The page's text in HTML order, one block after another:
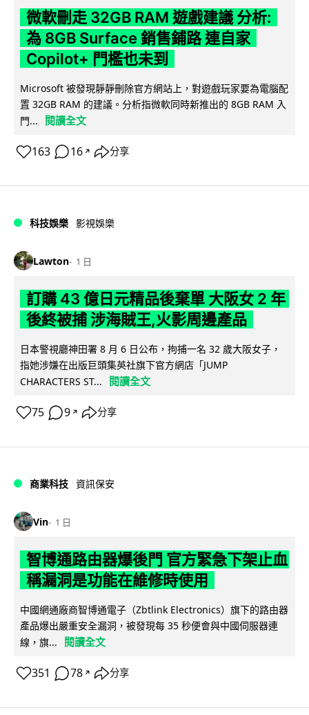
微軟刪走 32GB RAM 遊戲建議 分析:
為 8GB Surface 銷售鋪路 連自家
Copilot+ 門檻也未到
Microsoft 被發現靜靜刪除官方網站上，對遊戲玩家要為電腦配
置 32GB RAM 的建議。分析指微軟同時新推出的 8GB RAM 入
門...
閱讀全文
163 16 ↗ 分享
科技娛樂 影視娛樂
Lawton 1 日
訂購 43 億日元精品後棄單 大阪女 2 年
後終被捕 涉海賊王,火影周邊產品
日本警視廳神田署 8 月 6 日公布，拘捕一名 32 歲大阪女子，
指她涉嫌在出版巨頭集英社旗下官方網店「JUMP
CHARACTERS ST...
閱讀全文
75 9 ↗ 分享
商業科技 資訊保安
Vin 1 日
智博通路由器爆後門 官方緊急下架止血
稱漏洞是功能在維修時使用
中國網通廠商智博通電子（Zbtlink Electronics）旗下的路由器
產品爆出嚴重安全漏洞，被發現每 35 秒便會與中國伺服器連
線，旗...
閱讀全文
351 78 ↗ 分享